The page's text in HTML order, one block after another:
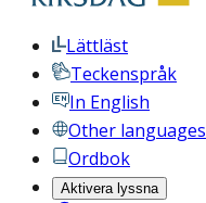
Lättläst
Teckenspråk
In English
Other languages
Ordbok
Aktivera lyssna